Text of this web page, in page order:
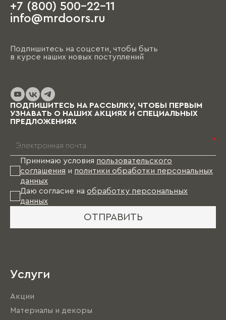
+7 (800) 500-22-11
info@mrdoors.ru
Подпишитесь на соцсети, чтобы быть
в курсе наших новых поступлений
ПОДПИШИТЕСЬ НА РАССЫЛКУ, ЧТОБЫ ПЕРВЫМ
УЗНАВАТЬ О НАШИХ АКЦИЯХ И СПЕЦИАЛЬНЫХ
ПРЕДЛОЖЕНИЯХ
*
Принимаю условия пользовательского
соглашения и политики обработки персональных
данных
Даю согласие на обработку персональных
данных
ОТПРАВИТЬ
Услуги
Акции
Материалы и декоры